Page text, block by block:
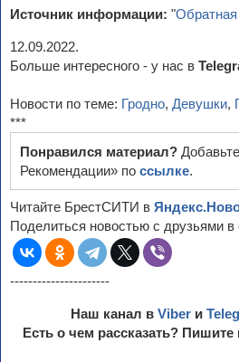
Источник информации: "Обратная
12.09.2022.
Больше интересного - у нас в
Новости по теме: Гродно, Девушки,
***
Понравился материал?
Рекомендации» по ссылке.
Читайте БрестСИТИ в
Поделиться новостью с друзьями в
----------------------
Наш канал в Viber и
Есть о чем рассказать?